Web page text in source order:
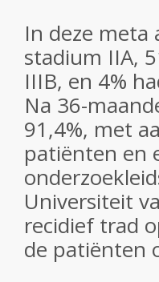
In deze meta
stadium IIA,
IIIB, en 4%
Na 36-
91,4%, met
patiënten en
Universiteit
recidief trad
de patiënten